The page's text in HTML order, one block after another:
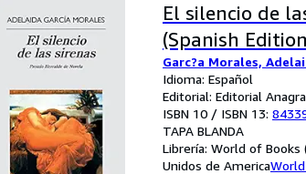
El silencio de
(Spanish
Garc?a Morales,
Idioma: Español
Editorial: Editorial
ISBN 10 / ISBN 13:
TAPA BLANDA
Librería: World of Books
Unidos de America